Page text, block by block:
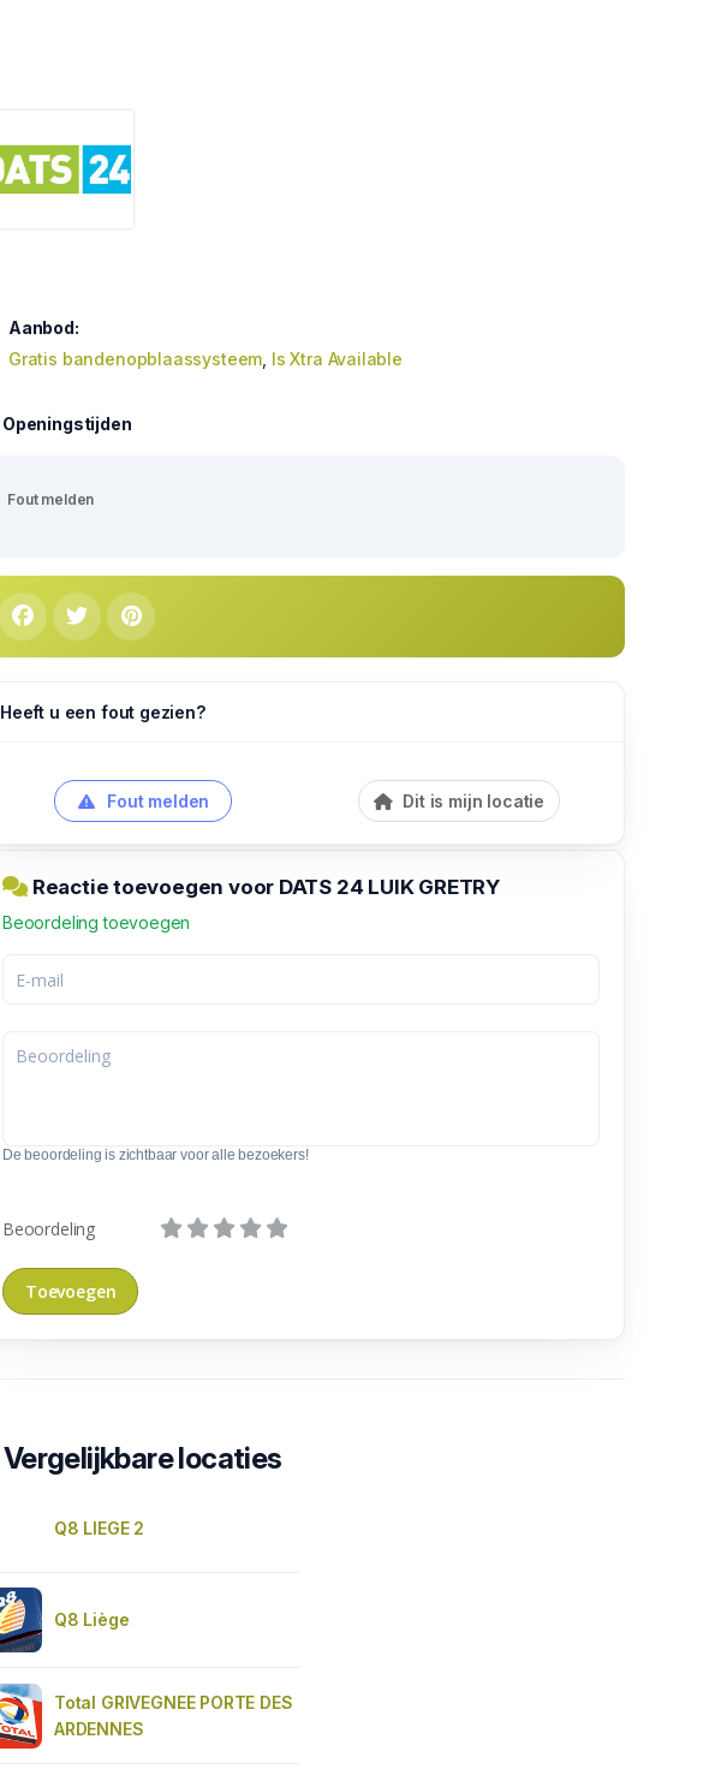
Aanbod:
Gratis bandenopblaassysteem Is Xtra Available
Openingstijden
Fout melden
Heeft u een fout gezien?
Fout melden Dit is mijn locatie
Reactie toevoegen voor DATS 24 LUIK GRETRY
Beoordeling toevoegen
De beoordeling is zichtbaar voor alle bezoekers!
Beoordeling
Vergelijkbare locaties
Q8 LIEGE 2
Q8 Liège
Total GRIVEGNEE PORTE DES
ARDENNES